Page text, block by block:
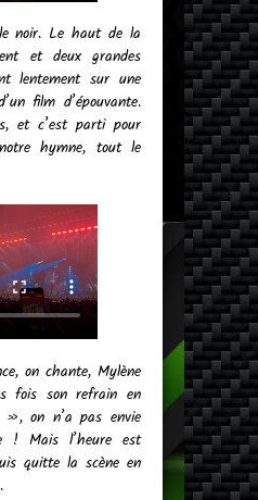
noir. Le haut de la
et deux grandes
lentement sur une
film d’épouvante.
et c’est parti pour
hymne, tout le
on chante, Mylène
fois son refrain en
on n’a pas envie
! Mais l’heure est
quitte la scène en